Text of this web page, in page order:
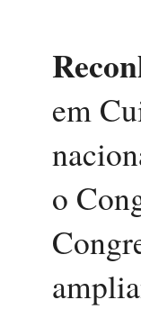
em
o